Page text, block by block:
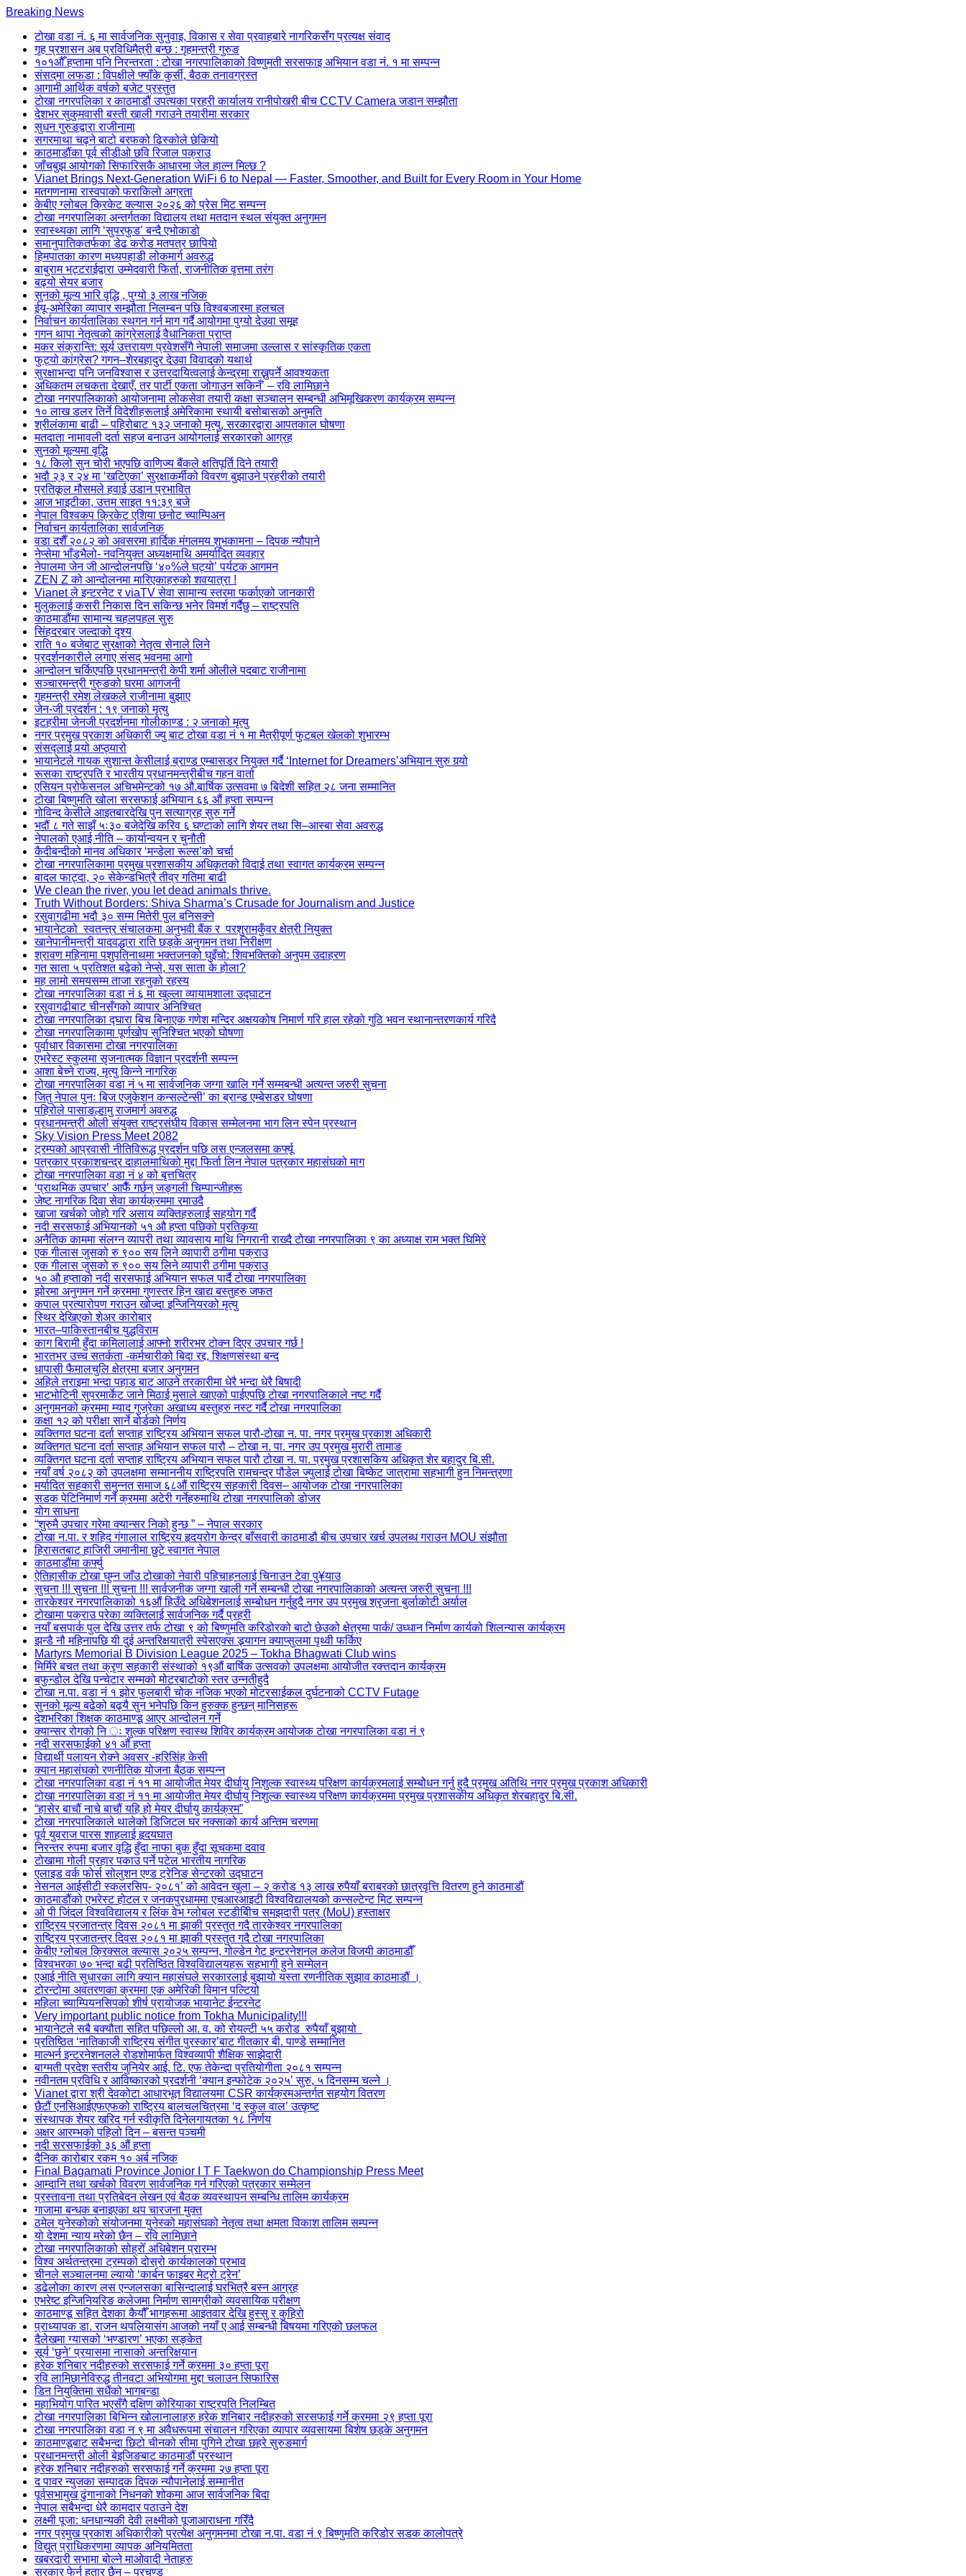
Skip
content
(Press
Enter)
Breaking News
टोखा वडा नं. ६ मा सार्वजनिक सुनुवाइ, विकास र सेवा प्रवाहबारे नागरिकसँग प्रत्यक्ष संवाद
गृह प्रशासन अब प्रविधिमैत्री बन्छ : गृहमन्त्री गुरुङ
१०१औँ हप्तामा पनि निरन्तरता : टोखा नगरपालिकाको विष्णुमती सरसफाइ अभियान वडा नं. १ मा सम्पन्न
संसद्‌मा लफडा : विपक्षीले फ्याँके कुर्सी, बैठक तनावग्रस्त
आगामी आर्थिक वर्षको बजेट प्रस्तुत
टोखा नगरपलिका र काठमाडौं उपत्यका प्रहरी कार्यालय रानीपोखरी बीच CCTV Camera जडान सम्झौता
देशभर सुकुमवासी बस्ती खाली गराउने तयारीमा सरकार
सुधन गुरुङद्वारा राजीनामा
सगरमाथा चढ्ने बाटो बरफको ढिस्कोले छेकियो
काठमाडौंका पूर्व सीडीओ छवि रिजाल पक्राउ
जाँचबुझ आयोगको सिफारिसकै आधारमा जेल हाल्न मिल्छ ?
Vianet Brings Next-Generation WiFi 6 to Nepal — Faster, Smoother, and Built for Every Room in Your Home
मतगणनामा रास्वपाको फराकिलो अग्रता
केबीए ग्लोबल क्रिकेट क्ल्यास २०२६ को प्रेस मिट सम्पन्न
टोखा नगरपालिका अन्तर्गतका विद्यालय तथा मतदान स्थल संयुक्त अनुगमन
स्वास्थ्यका लागि ‘सुपरफुड’ बन्दै एभोकाडो
समानुपातिकतर्फका डेढ करोड मतपत्र छापियो
हिमपातका कारण मध्यपहाडी लोकमार्ग अवरुद्ध
बाबुराम भट्टराईद्वारा उम्मेदवारी फिर्ता, राजनीतिक वृत्तमा तरंग
बढ्यो सेयर बजार
सुनको मूल्य भारि वृद्धि , पुग्यो ३ लाख नजिक
ईयू-अमेरिका व्यापार सम्झौता निलम्बन पछि विश्वबजारमा हलचल
निर्वाचन कार्यतालिका स्थगन गर्न माग गर्दै आयोगमा पुग्यो देउवा समूह
गगन थापा नेतृत्वको कांग्रेसलाई वैधानिकता प्राप्त
मकर संक्रान्ति: सूर्य उत्तरायण प्रवेशसँगै नेपाली समाजमा उल्लास र सांस्कृतिक एकता
फुट्यो कांग्रेस? गगन–शेरबहादुर देउवा विवादको यथार्थ
सुरक्षाभन्दा पनि जनविश्वास र उत्तरदायित्वलाई केन्द्रमा राख्नुपर्ने आवश्यकता
अधिकतम लचकता देखाएँ, तर पार्टी एकता जोगाउन सकिनँ’ – रवि लामिछाने
टोखा नगरपालिकाको आयोजनामा लोकसेवा तयारी कक्षा सञ्चालन सम्बन्धी अभिमूखिकरण कार्यक्रम सम्पन्न
१० लाख डलर तिर्ने विदेशीहरूलाई अमेरिकामा स्थायी बसोबासको अनुमति
श्रीलंकामा बाढी – पहिरोबाट १३२ जनाको मृत्यु, सरकारद्वारा आपतकाल घोषणा
मतदाता नामावली दर्ता सहज बनाउन आयोगलाई सरकारको आग्रह
सुनको मूल्यमा वृद्धि
१८ किलो सुन चोरी भएपछि वाणिज्य बैंकले क्षतिपूर्ति दिने तयारी
भदौ २३ र २४ मा ‘खटिएका’ सुरक्षाकर्मीको विवरण बुझाउने प्रहरीको तयारी
प्रतिकूल मौसमले हवाई उडान प्रभावित
आज भाइटीका, उत्तम साइत ११:३९ बजे
नेपाल विश्वकप क्रिकेट एशिया छनोट च्याम्पिअन
निर्वाचन कार्यतालिका सार्वजनिक
वडा दशैँ २०८२ को अवसरमा हार्दिक मंगलमय शुभकामना – दिपक न्यौपाने
नेप्सेमा भाँडभैलो- नवनियुक्त अध्यक्षमाथि अमर्यादित व्यवहार
नेपालमा जेन जी आन्दोलनपछि ‘४०%ले घट्यो’ पर्यटक आगमन
ZEN Z को आन्दोलनमा मारिएकाहरुको शवयात्रा !
Vianet ले इन्टरनेट र viaTV सेवा सामान्य स्तरमा फर्काएको जानकारी
मुलुकलाई कसरी निकास दिन सकिन्छ भनेर विमर्श गर्दैछु – राष्ट्रपति
काठमाडौंमा सामान्य चहलपहल सुरु
सिंहदरबार जल्दाको दृश्य
राति १० बजेबाट सुरक्षाको नेतृत्व सेनाले लिने
प्रदर्शनकारीले लगाए संसद् भवनमा आगो
आन्दोलन चर्किएपछि प्रधानमन्त्री केपी शर्मा ओलीले पदबाट ‍राजीनामा
सञ्चारमन्त्री गुरुङको घरमा आगजनी
गृहमन्त्री रमेश लेखकले राजीनामा बुझाए
जेन-जी प्रदर्शन : १९ जनाको मृत्यु
इटहरीमा जेनजी प्रदर्शनमा गोलीकाण्ड : २ जनाको मृत्यु
नगर प्रमुख प्रकाश अधिकारी ज्यु बाट टोखा वडा नं १ मा मैत्रीपूर्ण फुटबल खेलको शुभारम्भ
संसद्लाई पर्‍यो अप्ठ्यारो
भायानेटले गायक सुशान्त केसीलाई ब्राण्ड एम्बासडर नियुक्त गर्दै ‘Internet for Dreamers’अभियान सुरु गर्‍यो
रूसका राष्ट्रपति र भारतीय प्रधानमन्त्रीबीच गहन वार्ता
एसियन प्रोफेसनल अचिभमेन्टको १७ औ.बार्षिक उत्सवमा ७ बिदेशी सहित २८ जना सम्मानित
टोखा बिष्णुमति खोला सरसफाई अभियान ६६ औं हप्ता सम्पन्न
गोविन्द केसीले आइतबारदेखि पुन सत्याग्रह सुरु गर्ने
भदौं ८ गते साझँ ५ः३० बजेदेखि करिव ६ घण्टाको लागि शेयर तथा सि–आस्बा सेवा अवरुद्ध
नेपालको एआई नीति – कार्यान्वयन र चुनौती
कैदीबन्दीको मानव अधिकार ‘मन्डेला रूल्स’को चर्चा
टोखा नगरपालिकामा प्रमुख प्रशासकीय अधिकृतको विदाई तथा स्वागत कार्यक्रम सम्पन्न
बादल फाट्दा, २० सेकेन्डभित्रै तीव्र गतिमा बाढी
We clean the river, you let dead animals thrive.
Truth Without Borders: Shiva Sharma’s Crusade for Journalism and Justice
रसुवागढीमा भदौ ३० सम्म मितेरी पुल बनिसक्ने
भायानेटको स्वतन्त्र संचालकमा अनुभवी बैंक र परशुरामकुँवर क्षेत्री नियुक्त
खानेपानीमन्त्री यादवद्धारा राति छड्के अनुगमन तथा निरीक्षण
श्रावण महिनामा पशुपतिनाथमा भक्तजनको घुइँचो: शिवभक्तिको अनुपम उदाहरण
गत साता ५ प्रतिशत बढेको नेप्से, यस साता के होला?
मह लामो समयसम्म ताजा रहनुको रहस्य
टोखा नगरपालिका वडा नं ६ मा खुल्ला व्यायामशाला उद्घाटन
रसुवागढीबाट चीनसँगको व्यापार अनिश्चित
टोखा नगरपालिका द्घारा बिच बिनाएक गणेश मन्दिर अक्षयकोष निमार्ण गरि हाल रहेको गुठि भवन स्थानान्तरणकार्य गरिदै
टोखा नगरपालिकामा पूर्णखोप सुनिश्चित भएको घोषणा
पुर्वाधार विकासमा टोखा नगरपालिका
एभरेस्ट स्कुलमा सृजनात्मक विज्ञान प्रदर्शनी सम्पन्न
आशा बेच्ने राज्य, मृत्यु किन्ने नागरिक
टोखा नगरपालिका वडा नं ५ मा सार्वजनिक जग्गा खालि गर्ने सम्मबन्धी अत्यन्त जरुरी सुचना
जितु नेपाल पुनः बिज एजुकेशन कन्सल्टेन्सी’ का ब्रान्ड एम्बेसडर घोषणा
पहिरोले पासाङल्हामु राजमार्ग अवरुद्ध
प्रधानमन्त्री ओली संयुक्त राष्ट्रसंघीय विकास सम्मेलनमा भाग लिन स्पेन प्रस्थान
Sky Vision Press Meet 2082
ट्रम्पको आप्रवासी नीतिविरूद्ध प्रदर्शन पछि लस एन्जलसमा कर्फ्यू
पत्रकार प्रकाशचन्द्र दाहालमाथिको मुद्दा फिर्ता लिन नेपाल पत्रकार महासंघको माग
टोखा नगरपालिका वडा नं ४ को बृत्तचित्र
‘प्राथमिक उपचार’ आफैँ गर्छन् जङ्गली चिम्पान्जीहरू
जेष्ट नागरिक दिवा सेवा कार्यक्रममा रमाउदै
खाजा खर्चको जोहो गरि असाय व्यक्तिहरुलाई सहयोग गर्दै
नदी सरसफाई अभियानको ५१ औ हप्ता पछिको प्रतिकृया
अनैतिक काममा संलग्न व्यापरी तथा व्यावसाय माथि निगरानी राख्दै टोखा नगरपालिका ९ का अध्याक्ष राम भक्त घिमिरे
एक गीलास जुसको रु ९०० सय लिने व्यापारी ठगीमा पक्राउ
एक गीलास जुसको रु ९०० सय लिने व्यापारी ठगीमा पक्राउ
५० औ हप्ताको नदी सरसफाई अभियान सफल पार्दै टोखा नगरपालिका
झोरमा अनुगमन गर्ने क्रममा गुणस्तर हिन खाद्य बस्तुहरु जफत
कपाल प्रत्यारोपण गराउन खोज्दा इन्जिनियरको मृत्यु
स्थिर देखिएको शेअर कारोबार
भारत–पाकिस्तानबीच युद्धविराम
काग बिरामी हुँदा कमिलालाई आफ्नो शरीरभर टोक्न दिएर उपचार गर्छ !
भारतभर उच्च सतर्कता -कर्मचारीको बिदा रद्द, शिक्षणसंस्था बन्द
धापासी फैमालचुलि क्षेत्रमा बजार अनुगमन
अहिले तराइमा भन्दा पहाड बाट आउने तरकारीमा धेरै भन्दा धेरै बिषादी
भाटभोटिनी सुपरमार्केट जाने मिठाई मुसाले खाएको पाईएपछि टोखा नगरपालिकाले नष्ट गर्दै
अनुगमनको क्रममा म्याद गुज्रेका अखाध्य बस्तुहरु नस्ट गर्दै टोखा नगरपालिका
कक्षा १२ को परीक्षा सार्ने बोर्डको निर्णय
व्यक्तिगत घटना दर्ता सप्ताह राष्ट्रिय अभियान सफल पारौ-टोखा न. पा. नगर प्रमुख प्रकाश अधिकारी
व्यक्तिगत घटना दर्ता सप्ताह अभियान सफल पारौ – टोखा न. पा. नगर उप प्रमुख मुरारी तामाङ
व्यक्तिगत घटना दर्ता सप्ताह राष्ट्रिय अभियान सफल पारौ टोखा न. पा. प्रमुख प्रशासकिय अधिकृत शेर बहादुर बि.सी.
नयाँ वर्ष २०८२ को उपलक्षमा सम्माननीय राष्ट्रिपति रामचन्द्र पौडेल ज्युलाई टोखा बिष्केट जात्रामा सहभागी हुन निमन्त्रणा
मर्यादित सहकारी समुन्नत समाज ६८औं राष्ट्रिय सहकारी दिवस– आयोजक टोखा नगरपालिका
सडक पेटिनिमार्ण गर्ने क्रममा अटेरी गर्नेहरुमाथि टोखा नगरपालिको डोजर
योग साधना
“शुरुमै उपचार गरेमा क्यान्सर निको हुन्छ ” – नेपाल सरकार
टोखा न.पा. र शहिद गंगालाल राष्ट्रिय हृदयरोग केन्द्र बाँसवारी काठमाडौ बीच उपचार खर्च उपलब्ध गराउन MOU संझौता
हिरासतबाट हाजिरी जमानीमा छुटे स्वागत नेपाल
काठमाडौंमा कर्फ्यु
ऐतिहासीक टोखा घुम्न जाँउ टोखाको नेवारी पहिचाहनलाई चिनाउन टेवा पु¥याउ
सुचना !!! सुचना !!! सुचना !!! सार्वजनीक जग्गा खाली गर्ने सम्बन्धी टोखा नगरपालिकाको अत्यन्त जरुरी सुचना !!!
तारकेश्वर नगरपालिकाको १६औं हिउँदे अधिबेशनलाई सम्बोधन गर्नुहुदै नगर उप प्रमुख श्रृजना बुर्लाकोटी अर्याल
टोखामा पक्राउ परेका व्यक्तिलाई सार्वजनिक गर्दै प्रहरी
नयाँ बसपार्क पुल देखि उत्तर तर्फ टोखा ९ को बिष्णुमति करिडोरको बाटो छेउको क्षेत्रमा पार्क/ उध्धान निर्माण कार्यको शिलन्यास कार्यक्रम
झन्डै नौ महिनापछि यी दुई अन्तरिक्षयात्री स्पेसएक्स ड्र्यागन क्याप्सुलमा पृथ्वी फर्किए
Martyrs Memorial B Division League 2025 – Tokha Bhagwati Club wins
मिर्मिरे बचत तथा क्रृण सहकारी संस्थाको १९औं बार्षिक उत्सवको उपलक्षमा आयोजीत रक्त्तदान कार्यक्रम
बफुन्डोल देखि पन्चेटार सम्मको मोटरबाटोको स्तर उन्नतीहुदै
टोखा न.पा. वडा नं १ झोर फुलबारी चोक नजिक भएको मोटरसाईकल दुर्घटनाको CCTV Futage
सुनको मूल्य बढेको बढ्यै सुन भनेपछि किन हुरुक्क हुन्छन् मानिसहरू
देशभरिका शिक्षक काठमाण्डू आएर आन्दोलन गर्ने
क्यान्सर रोगको नि ः शुल्क परिक्षण स्वास्थ शिविर कार्यक्रम आयोजक टोखा नगरपालिका वडा नं ९
नदी सरसफाईको ४१ औं हप्ता
विद्यार्थी पलायन रोक्ने अवसर -हरिसिंह केसी
क्यान महासंघको रणनीतिक योजना बैठक सम्पन्न
टोखा नगरपालिका वडा नं ११ मा आयोजीत मेयर दीर्घायु निशुल्क स्वास्थ्य परिक्षण कार्यक्रमलाई सम्बोेधन गर्नु हुदै प्रमुख अतिथि नगर प्रमुख प्रकाश अधिकारी
टोखा नगरपालिका वडा नं ११ मा आयोजीत मेयर दीर्घायु निशुल्क स्वास्थ्य परिक्षण कार्यक्रममा प्रमुख प्रशासकीय अधिकृत शेरबहादुर बि.सी.
“हासेर बाचौं नाचे बाचौं यहि हो मेयर दीर्घायु कार्यक्रम”
टोखा नगरपालिकाले थालेको डिजिटल घर नक्साको कार्य अन्तिम चरणमा
पूर्व युवराज पारस शाहलाई हृदयघात
निरन्तर रुपमा बजार वृद्धि हुँदा नाफा बुक हुँदा सूचकमा दवाव
टोखामा गोली प्रहार पकाउ पर्ने पटेल भारतीय नागरिक
एलाइड वर्क फोर्स सोलुशन एण्ड ट्रेनिङ सेन्टरको उद्घाटन
नेसनल आईसीटी स्कलरसिप- २०८१’ को आवेदन खुला – २ करोड १३ लाख रुपैयाँ बराबरको छात्रवृत्ति वितरण हुने काठमाडौं
काठमाडौंको एभरेस्ट होटल र जनकपुरधाममा एचआरआइटी विश्वविद्यालयको कन्सल्टेन्ट मिट सम्पन्न
ओ पी जिंदल विश्वविद्यालय र लिंक वेभ ग्लोबल स्टडीबीिच समझदारी पत्र (MoU) हस्ताक्षर
राष्ट्रिय प्रजातन्त्र दिवस २०८१ मा झाकी प्रस्तुत गदै तारकेश्वर नगरपालिका
राष्ट्रिय प्रजातन्त्र दिवस २०८१ मा झाकी प्रस्तुत गदै टोखा नगरपालिका
केबीए ग्लोबल क्रिक्सल क्ल्यास २०२५ सम्पन्न, गोल्डेन गेट इन्टरनेशनल कलेज विजयी काठमाडौँ
विश्वभरका ७० भन्दा बढी प्रतिष्ठित विश्वविद्यालयहरू सहभागी हुने सम्मेलन
एआई नीति सुधारका लागि क्यान महासंघले सरकारलाई बुझायो यस्ता रणनीतिक सुझाव काठमाडौं ।
टोरन्टोमा अवतरणका क्रममा एक अमेरिकी विमान पल्टियो
महिला च्याम्पियनसिपको शीर्ष प्रायोजक भायानेट ईन्टरनेट
Very important public notice from Tokha Municipality!!!
भायानेटले सबै बक्यौता सहित पछिल्लो आ. व. को रोयल्टी ५५ करोड रुपैयाँ बुझायो
प्रतिष्ठित ‘नातिकाजी राष्ट्रिय संगीत पुरस्कार’बाट गीतकार बी. पाण्डे सम्मानित
माल्भर्न इन्टरनेशनलले रोडशोमार्फत विश्वव्यापी शैक्षिक साझेदारी
बाग्मती प्रदेश स्तरीय जुनियेर आई. टि. एफ तेकेन्दा प्रतियोगीता २०८१ सम्पन्न
नवीनतम प्रविधि र आविष्कारको प्रदर्शनी ‘क्यान इन्फोटेक २०२५’ सुरु, ५ दिनसम्म चल्ने ।
Vianet द्वारा श्री देवकोटा आधारभूत विद्यालयमा CSR कार्यक्रमअन्तर्गत सहयोग वितरण
छैटौं एनसिआईएफएफको राष्ट्रिय बालचलचित्रमा ‘द स्कुल वाल’ उत्कृष्ट
संस्थापक शेयर खरिद गर्न स्वीकृति दिनेलगायतका १८ निर्णय
अक्षर आरम्भको पहिलो दिन – बसन्त पञ्चमी
नदी सरसफाईको ३६ औं हप्ता
दैनिक कारोबार रकम १० अर्ब नजिक
Final Bagamati Province Jonior I T F Taekwon do Championship Press Meet
आम्दानि तथा खर्चको विवरण सार्वजनिक गर्न गरिएको पत्रकार सम्मेलन
प्रस्तावना तथा प्रतिबेदन लेखन एवं बैठक व्यवस्थापन सम्बन्धि तालिम कार्यक्रम
गाजामा बन्धक बनाइएका थप चारजना मुक्त
ठमेल युनेस्कोको संयोजनमा युनेस्को महासंघको नेतृत्व तथा क्षमता विकाश तालिम सम्पन्न
यो देशमा न्याय मरेको छैन – रवि लामिछाने
टोखा नगरपालिकाको सोह्रोँ अधिबेशन प्रारम्भ
विश्व अर्थतन्त्रमा ट्रम्पको दोस्रो कार्यकालको प्रभाव
चीनले सञ्चालनमा ल्यायो ‘कार्बन फाइबर मेट्रो ट्रेन’
डढेलोका कारण लस एन्जलसका बासिन्दालाई घरभित्रै बस्न आग्रह
एभरेष्ट इन्जिनियरिङ कलेजमा निर्माण सामग्रीको व्यवसायिक परीक्षण
काठमाण्डू सहित देशका कैयौँ भागहरूमा आइतवार देखि हुस्सु र कुहिरो
प्राध्यापक डा. राजन थपलियासंग आजको नयाँ ए आई सम्बन्धी बिषयमा गरिएको छलफल
दैलेखमा ग्यासको ‘भण्डारण’ भएका सङ्केत
सूर्य ‘छुने’ प्रयासमा नासाको अन्तरिक्षयान
हरेक शनिबार नदीहरुको सरसफाई गर्ने क्रममा ३० हप्ता पूरा
रवि लामिछानेविरुद्ध तीनवटा अभियोगमा मुद्दा चलाउन सिफारिस
डिन नियुक्तिमा सधैंको भागबन्डा
महाभियोग पारित भएसँगै दक्षिण कोरियाका राष्ट्रपति निलम्बित
टोखा नगरपालिका बिभिन्न खोलानालाहरु हरेक शनिबार नदीहरुको सरसफाई गर्ने क्रममा २९ हप्ता पूरा
टोखा नगरपालिका वडा न ९ मा अवैधरूपमा संचालन गरिएका व्यापार व्यवसायमा बिशेष छड्के अनुगमन
काठमाण्डूबाट सबैभन्दा छिटो चीनको सीमा पुगिने टोखा छहरे सुरुङमार्ग
प्रधानमन्त्री ओली बेइजिङबाट काठमाडौं प्रस्थान
हरेक शनिबार नदीहरुको सरसफाई गर्ने क्रममा २७ हप्ता पूरा
द पावर न्युजका सम्पादक दिपक न्यौपानेलाई सम्मानीत
पूर्वसभामुख ढुंगानाको निधनको शोकमा आज सार्वजनिक बिदा
नेपाल सबैभन्दा धेरै कामदार पठाउने देश
लक्ष्मी पूजा: धनधान्यकी देवी लक्ष्मीको पूजाआराधना गरिँदै
नगर प्रमुख प्रकाश अधिकारीको प्रत्येक्ष अनुगमनमा टोखा न.पा. वडा नं ९ बिष्णुमति करिडोर सडक कालोपत्रे
विद्युत् प्राधिकरणमा व्यापक अनियमितता
खबरदारी सभामा बोल्ने माओवादी नेताहरु
सरकार फेर्न हतार छैन – प्रचण्ड